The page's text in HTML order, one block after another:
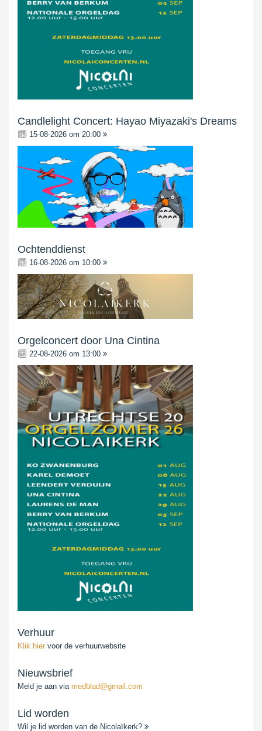
Candlelight Concert: Hayao Miyazaki's Dreams
15-08-2026 om 20:00
Ochtenddienst
16-08-2026 om 10:00
Orgelconcert door Una Cintina
22-08-2026 om 13:00
Verhuur
Klik hier voor de verhuurwebsite
Nieuwsbrief
Meld je aan via medblad@gmail.com
Lid worden
Wil je lid worden van de Nicolaïkerk?